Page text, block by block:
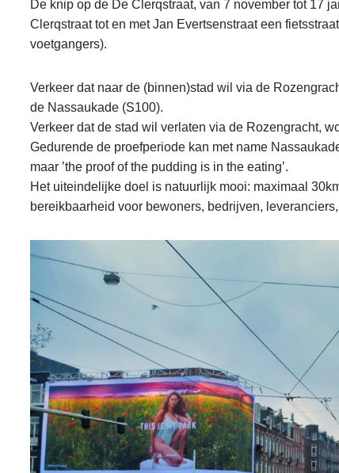
De knip op de De Clerqstraat, van 7 november tot 17
Clerqstraat tot en met Jan Evertsenstraat een
voetgangers).
Verkeer dat naar de (binnen)stad wil via de
de Nassaukade (S100).
Verkeer dat de stad wil verlaten via de Rozengracht,
Gedurende de proefperiode kan met name
maar ’the proof of the pudding is in the eating’.
Het uiteindelijke doel is natuurlijk mooi: maximaal
bereikbaarheid voor bewoners, bedrijven,